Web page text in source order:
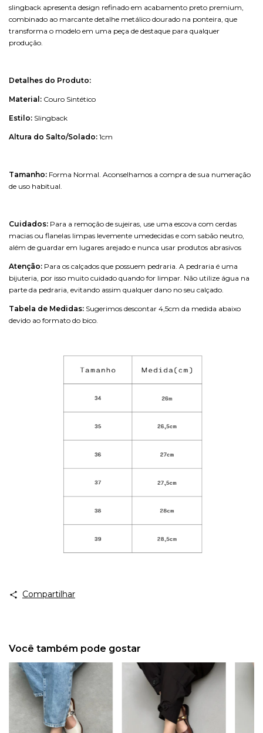
slingback apresenta design refinado em acabamento preto premium,
combinado ao marcante detalhe metálico dourado na ponteira, que
transforma o modelo em uma peça de destaque para qualquer
produção.
Detalhes do Produto:
Material: Couro Sintético
Estilo: Slingback
Altura do Salto/Solado: 1cm
Tamanho: Forma Normal. Aconselhamos a compra de sua numeração
de uso habitual.
Cuidados: Para a remoção de sujeiras, use uma escova com cerdas
macias ou flanelas limpas levemente umedecidas e com sabão neutro,
além de guardar em lugares arejado e nunca usar produtos abrasivos
Atenção: Para os calçados que possuem pedraria. A pedraria é uma
bijuteria, por isso muito cuidado quando for limpar. Não utilize água na
parte da pedraria, evitando assim qualquer dano no seu calçado.
Tabela de Medidas: Sugerimos descontar 4,5cm da medida abaixo
devido ao formato do bico.
Compartilhar
Você também pode gostar